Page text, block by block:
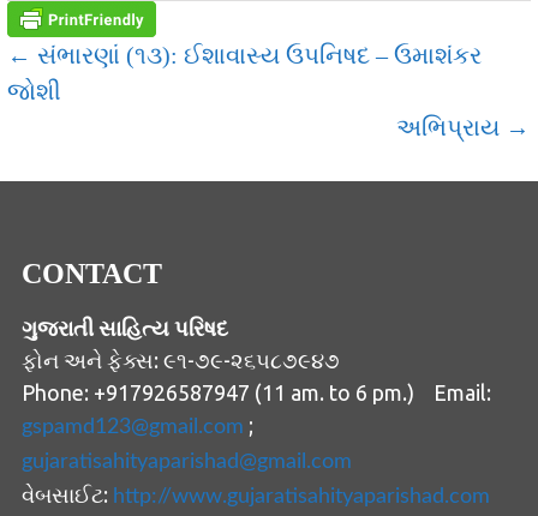
POST
NAVIGATION
← સંભારણાં (૧૩): ઈશાવાસ્ય ઉપનિષદ – ઉમાશંકર
જોશી
અભિપ્રાય →
CONTACT
ગુજરાતી સાહિત્ય પરિષદ
ફોન અને ફેક્સ: ૯૧-૭૯-૨૬૫૮૭૯૪૭
Phone: +917926587947 (11 am. to 6 pm.) Email:
gspamd123@gmail.com ;
gujaratisahityaparishad@gmail.com
વેબસાઈટ: http://www.gujaratisahityaparishad.com